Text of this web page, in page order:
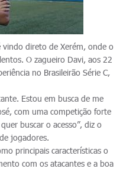
vindo direto de Xerém, onde o
O zagueiro Davi, aos 22
no Brasileirão Série C,
Estou em busca de me
com uma competição forte
buscar o acesso”, diz o
jogadores.
principais características o
com os atacantes e a boa